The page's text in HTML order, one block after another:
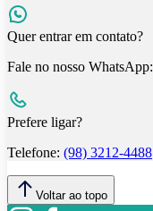
Quer entrar em contato?
Fale no nosso WhatsApp:
Prefere ligar?
Telefone: (98) 3212-4488
Voltar ao topo